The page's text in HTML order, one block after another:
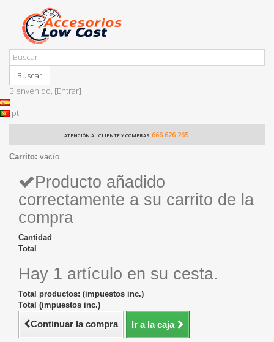
Buscar
Bienvenido, [Entrar]
pt
ATENCIÓN AL CLIENTE Y COMPRAS: 666 626 265
Carrito: vacío
Producto añadido
correctamente a su carrito de la
compra
Cantidad
Total
Hay 1 artículo en su cesta.
Total productos: (impuestos inc.)
Total (impuestos inc.)
Continuar la compra Ir a la caja